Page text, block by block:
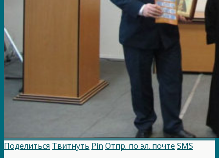
Поделиться Твитнуть Pin Отпр. по эл. почте SMS